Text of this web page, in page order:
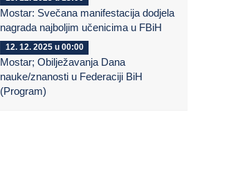
Mostar: Svečana manifestacija dodjela
nagrada najboljim učenicima u FBiH
12. 12. 2025 u 00:00
Mostar; Obilježavanja Dana
nauke/znanosti u Federaciji BiH
(Program)